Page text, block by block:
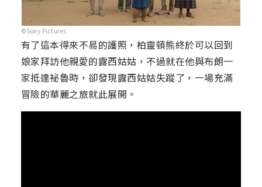
©Sony Pictures
有了這本得來不易的護照，柏靈頓熊終於可以回到
娘家拜訪他親愛的露西姑姑，不過就在他與布朗一
家抵達祕魯時，卻發現露西姑姑失蹤了，一場充滿
冒險的華麗之旅就此展開。